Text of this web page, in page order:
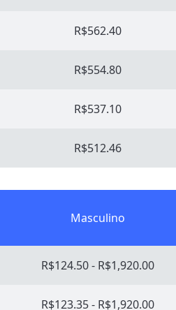
R$562.40
R$554.80
R$537.10
R$512.46
Masculino
R$124.50 - R$1,920.00
R$123.35 - R$1,920.00